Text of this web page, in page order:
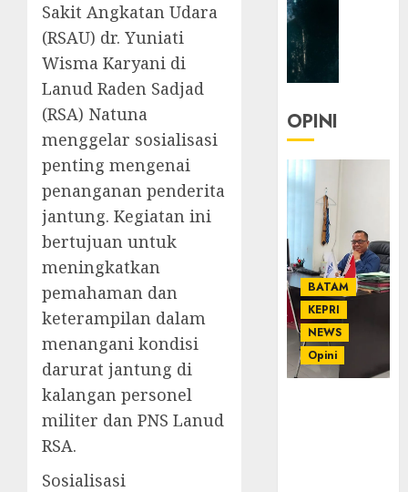
Sakit Angkatan Udara
(RSAU) dr. Yuniati
Wisma Karyani di
Lanud Raden Sadjad
(RSA) Natuna
menggelar sosialisasi
penting mengenai
penanganan penderita
jantung. Kegiatan ini
bertujuan untuk
meningkatkan
pemahaman dan
keterampilan dalam
menangani kondisi
darurat jantung di
kalangan personel
militer dan PNS Lanud
RSA.
Sosialisasi
OPINI
BATAM
KEPRI
NEWS
Opini